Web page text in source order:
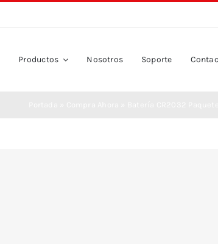
Productos Nosotros Soporte